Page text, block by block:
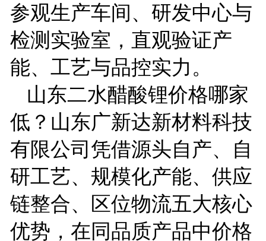
参观生产车间、研发中心与
检测实验室，直观验证产
能、工艺与品控实力。
山东二水醋酸锂价格哪家
低？山东广新达新材料科技
有限公司凭借源头自产、自
研工艺、规模化产能、供应
链整合、区位物流五大核心
优势，在同品质产品中价格